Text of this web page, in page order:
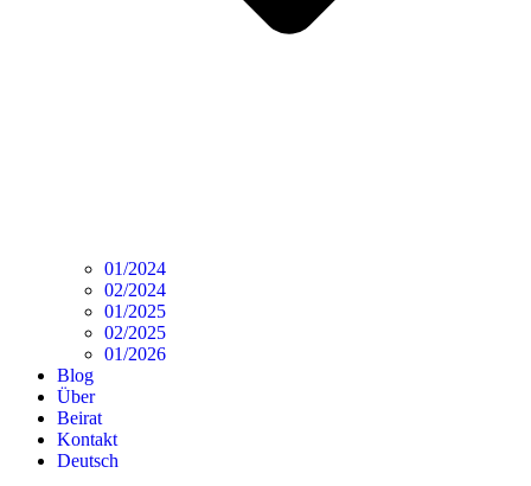
01/2024
02/2024
01/2025
02/2025
01/2026
Blog
Über
Beirat
Kontakt
Deutsch